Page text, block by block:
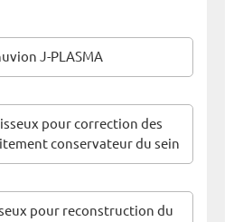
J-PLASMA
pour correction des
conservateur du sein
pour reconstruction du